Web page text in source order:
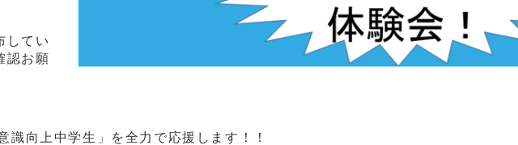
してい
認お願
識向上中学生」を全力で応援します！！